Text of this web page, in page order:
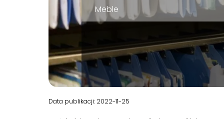
Meble
Data publikacji: 2022-11-25